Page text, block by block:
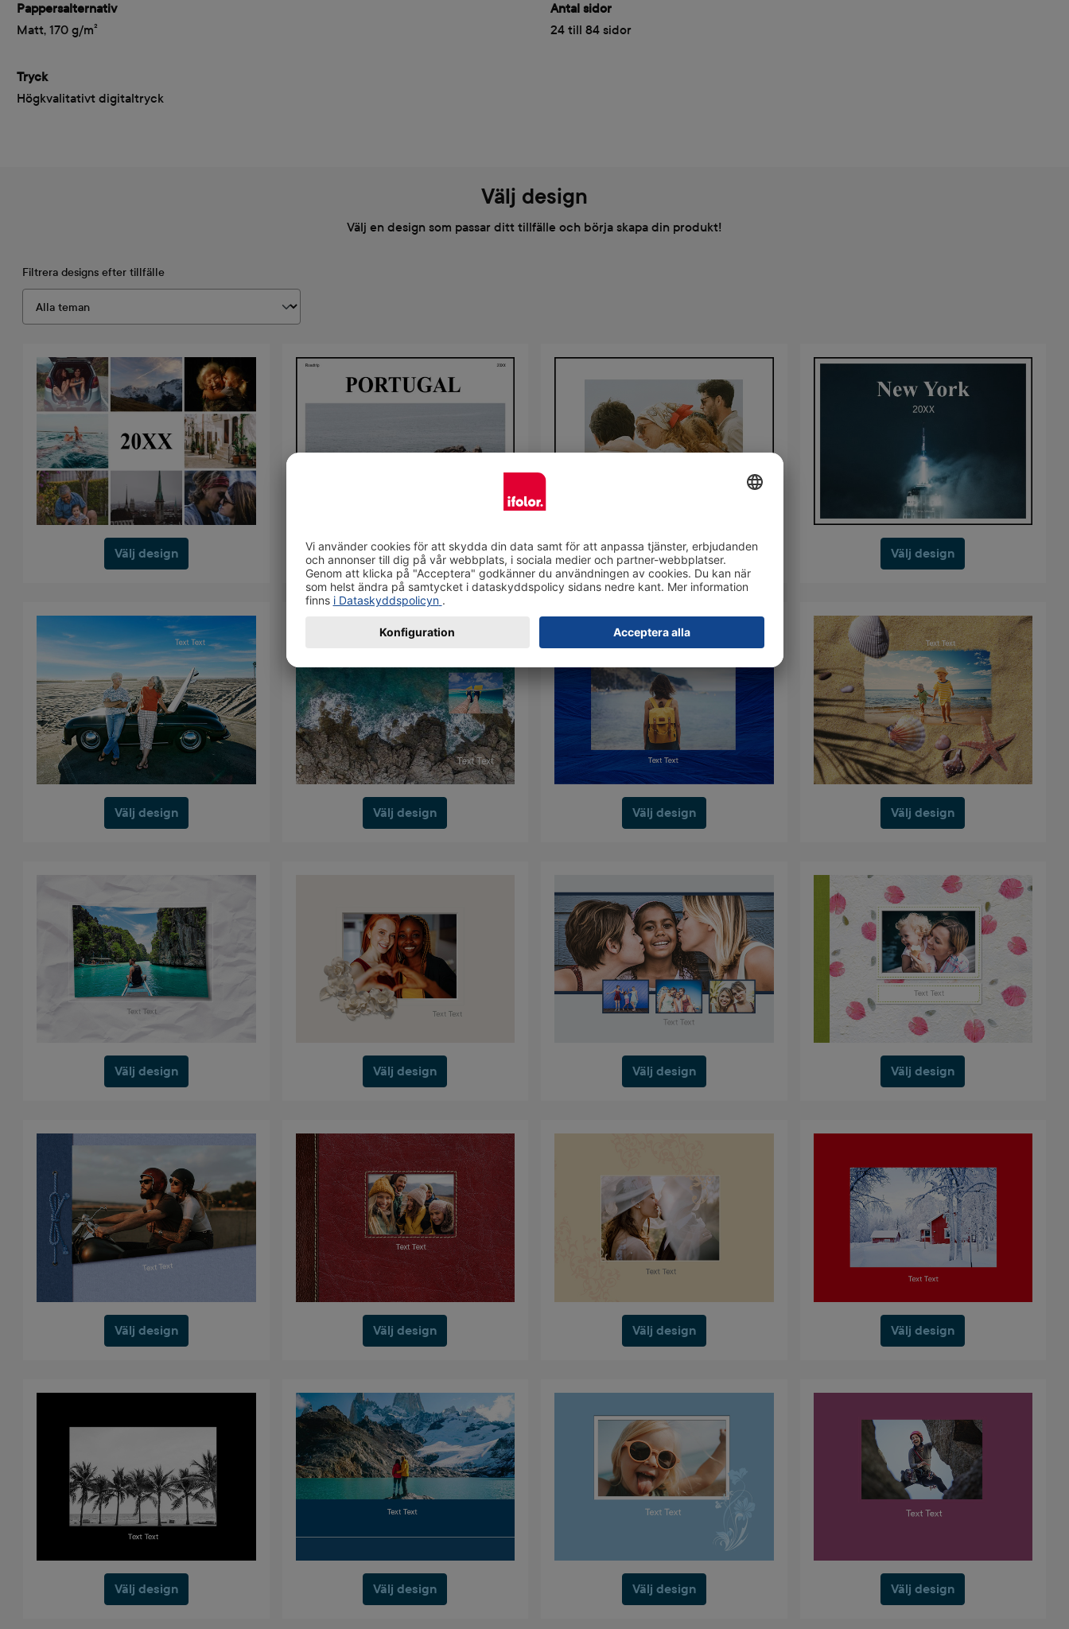
Pappersalternativ
Matt, 170 g/m²
Tryck
Högkvalitativt digitaltryck
Antal sidor
24 till 84 sidor
Välj design
Välj en design som passar ditt tillfälle och börja skapa din produkt!
Filtrera designs efter tillfälle
Välj design Välj design Välj design Välj design
Välj design Välj design Välj design Välj design
Välj design Välj design Välj design Välj design
Välj design Välj design Välj design Välj design
Välj design Välj design Välj design Välj design